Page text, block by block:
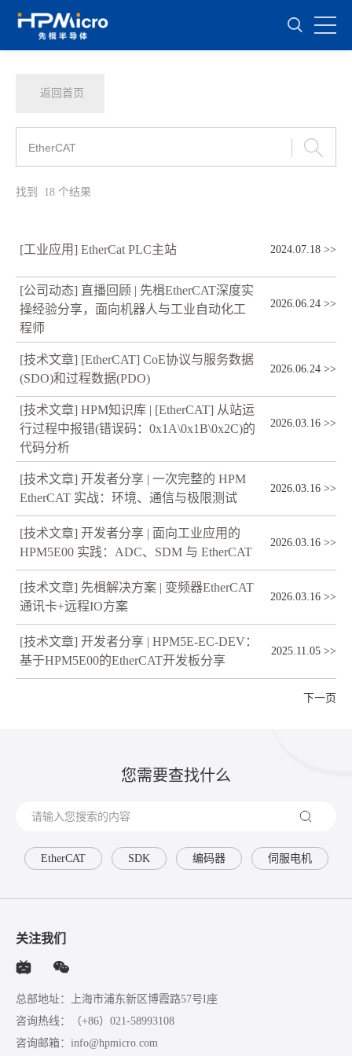
返回首页
找到 18 个结果
[工业应用] EtherCat PLC主站 2024.07.18 >>
[公司动态] 直播回顾 | 先楫EtherCAT深度实
操经验分享，面向机器人与工业自动化工
程师
2026.06.24 >>
[技术文章] [EtherCAT] CoE协议与服务数据
(SDO)和过程数据(PDO)
2026.06.24 >>
[技术文章] HPM知识库 | [EtherCAT] 从站运
行过程中报错(错误码：0x1A\0x1B\0x2C)的
代码分析
2026.03.16 >>
[技术文章] 开发者分享 | 一次完整的 HPM
EtherCAT 实战：环境、通信与极限测试
2026.03.16 >>
[技术文章] 开发者分享 | 面向工业应用的
HPM5E00 实践：ADC、SDM 与 EtherCAT
2026.03.16 >>
[技术文章] 先楫解决方案 | 变频器EtherCAT
通讯卡+远程IO方案
2026.03.16 >>
[技术文章] 开发者分享 | HPM5E-EC-DEV：
基于HPM5E00的EtherCAT开发板分享
2025.11.05 >>
下一页
您需要查找什么
EtherCAT SDK 编码器 伺服电机
关注我们
总部地址：上海市浦东新区博霞路57号I座
咨询热线：
（+86）021-58993108
咨询邮箱： info@hpmicro.com